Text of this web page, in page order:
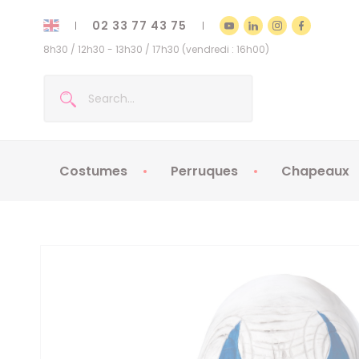
02 33 77 43 75
8h30 / 12h30 - 13h30 / 17h30 (vendredi : 16h00)
Costumes Perruques Chapeaux